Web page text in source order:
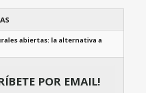
abiertas: la alternativa a
POR EMAIL!